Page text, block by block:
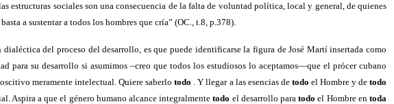
estructuras sociales son una consecuencia de la falta de voluntad política, local y general, de quienes
a sustentar a todos los hombres que cría” (OC., t.8, p.378).
del proceso del desarrollo, es que puede identificarse la figura de José Martí insertada como
para su desarrollo si asumimos –creo que todos los estudiosos lo aceptamos—que el prócer cubano
meramente intelectual. Quiere saberlotodo . Y llegar a las esencias de todo el Hombre y detodo
Aspira a que el género humano alcance integralmentetodo el desarrollo paratodoel Hombre entoda